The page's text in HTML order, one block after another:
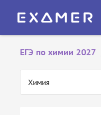
ЕГЭ по химии 2027
Химия